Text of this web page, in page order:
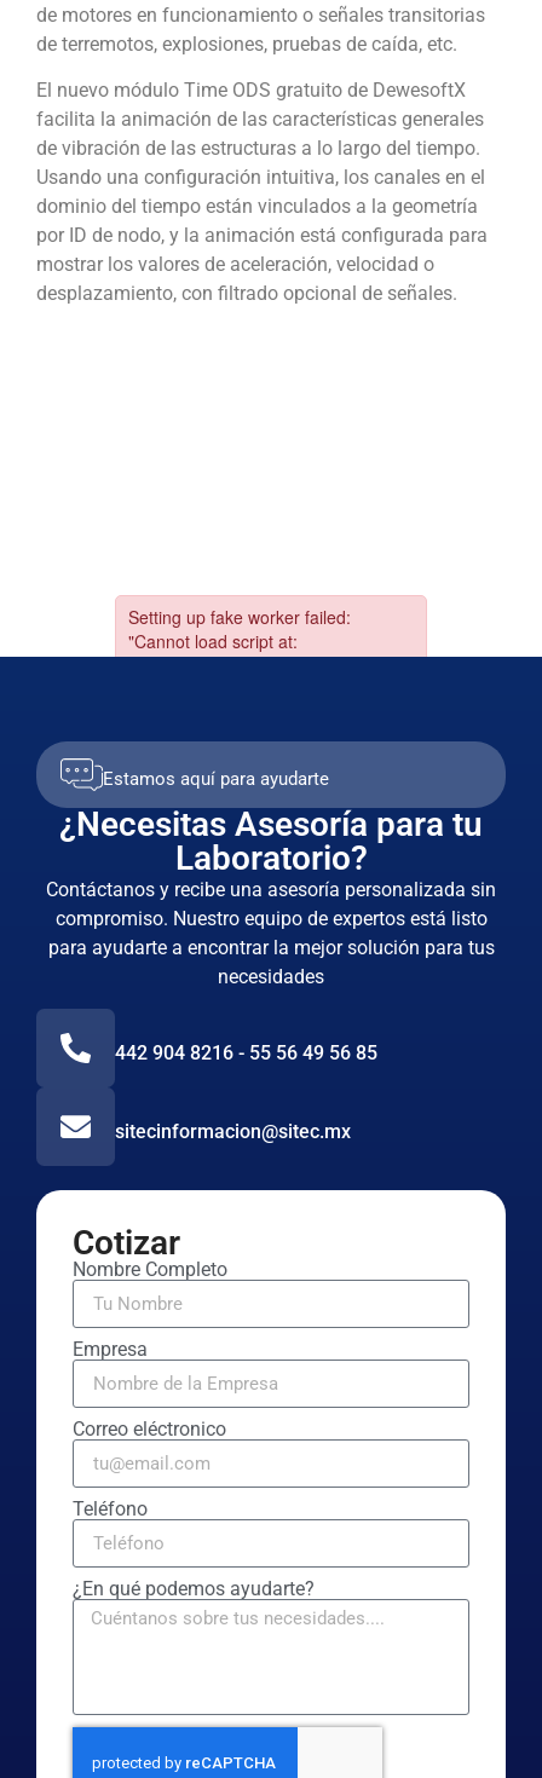
de motores en funcionamiento o señales transitorias
de terremotos, explosiones, pruebas de caída, etc.
El nuevo módulo Time ODS gratuito de DewesoftX
facilita la animación de las características generales
de vibración de las estructuras a lo largo del tiempo.
Usando una configuración intuitiva, los canales en el
dominio del tiempo están vinculados a la geometría
por ID de nodo, y la animación está configurada para
mostrar los valores de aceleración, velocidad o
desplazamiento, con filtrado opcional de señales.
Estamos aquí para ayudarte
¿Necesitas Asesoría para tu
Laboratorio?
Contáctanos y recibe una asesoría personalizada sin
compromiso. Nuestro equipo de expertos está listo
para ayudarte a encontrar la mejor solución para tus
necesidades
442 904 8216 - 55 56 49 56 85
sitecinformacion@sitec.mx
Cotizar
Nombre Completo
Empresa
Correo eléctronico
Teléfono
¿En qué podemos ayudarte?